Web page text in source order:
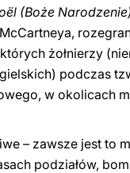
(Boże
żołnierzy
podczas
w okolicach
– zawsze jest to
podziałów,